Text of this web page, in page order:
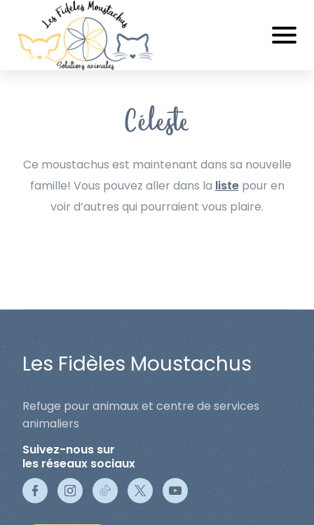
Céleste
Ce moustachus est maintenant dans sa nouvelle
famille! Vous pouvez aller dans la listepour en
voir d’autres qui pourraient vous plaire.
Les Fidèles Moustachus
Refuge pour animaux et centre de services
animaliers
Suivez-nous sur
les réseaux sociaux